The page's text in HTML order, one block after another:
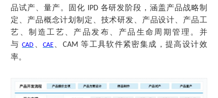
品试产、量产。固化
IPD 各研发阶段，涵盖产品战略制
定、产品概念计划制定、技术研发、产品设计、产品工
艺、制造工艺、产品发布、产品生命周期管理。并
与 CAD CAE、 CAM等工具软件紧密集成，提高设计效
率。